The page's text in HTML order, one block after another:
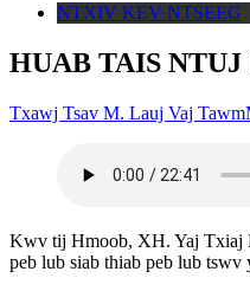
NTXIV KEV NTSEEG
HUAB TAIS
Txawj Tsav M. Lauj Vaj Tawm
Kwv tij Hmoob, XH. Yaj Txiaj
peb lub siab thiab peb lub tswv